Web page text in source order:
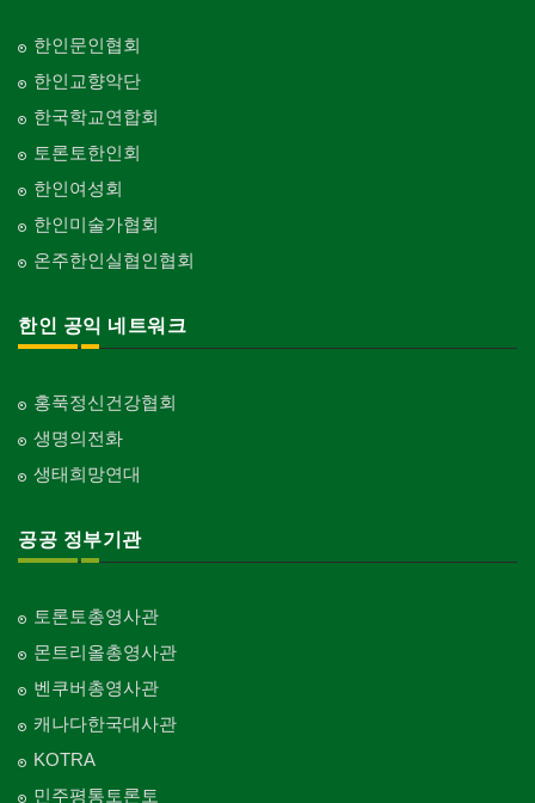
한인문인협회
한인교향악단
한국학교연합회
토론토한인회
한인여성회
한인미술가협회
온주한인실협인협회
한인 공익 네트워크
홍푹정신건강협회
생명의전화
생태희망연대
공공 정부기관
토론토총영사관
몬트리올총영사관
벤쿠버총영사관
캐나다한국대사관
KOTRA
민주평통토론토